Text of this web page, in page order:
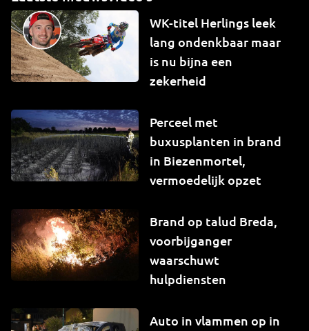
WK-titel Herlings leek
lang ondenkbaar maar
is nu bijna een
zekerheid
Perceel met
buxusplanten in brand
in Biezenmortel,
vermoedelijk opzet
Brand op talud Breda,
voorbijganger
waarschuwt
hulpdiensten
Auto in vlammen op in